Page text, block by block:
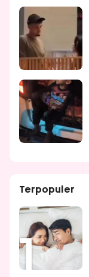
Terpopuler